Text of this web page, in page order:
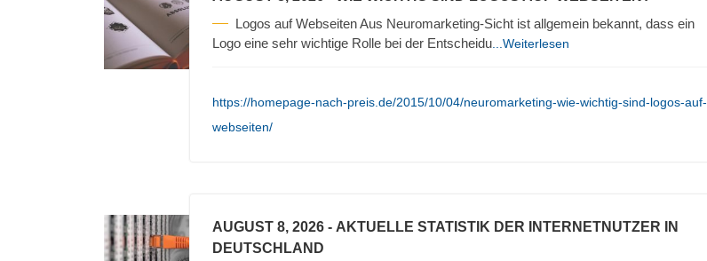
Logos auf Webseiten Aus Neuromarketing-Sicht ist allgemein bekannt, dass ein
Logo eine sehr wichtige Rolle bei der Entscheidu ...Weiterlesen
https://homepage-nach-preis.de/2015/10/04/neuromarketing-wie-wichtig-sind-logos-auf-
webseiten/
AUGUST 8, 2026 - AKTUELLE STATISTIK DER INTERNETNUTZER IN
DEUTSCHLAND